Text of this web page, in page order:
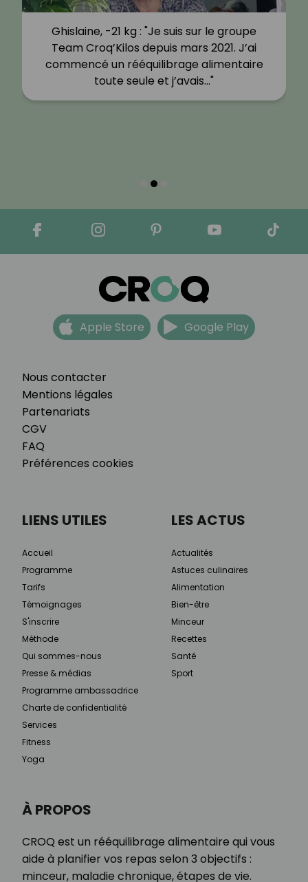
Ghislaine, -21 kg : "Je suis sur le groupe
Team Croq’Kilos depuis mars 2021. J’ai
commencé un rééquilibrage alimentaire
toute seule et j’avais…"
Nous contacter
Mentions légales
Partenariats
CGV
FAQ
Préférences cookies
Apple Store Google Play
À PROPOS
CROQ est un rééquilibrage alimentaire qui vous
aide à planifier vos repas selon 3 objectifs :
minceur, maladie chronique, étapes de vie.
LIENS UTILES
Accueil
Programme
Tarifs
Témoignages
S'inscrire
Méthode
Qui sommes-nous
Presse & médias
Programme ambassadrice
Charte de confidentialité
Services
Fitness
Yoga
LES ACTUS
Actualités
Astuces culinaires
Alimentation
Bien-être
Minceur
Recettes
Santé
Sport